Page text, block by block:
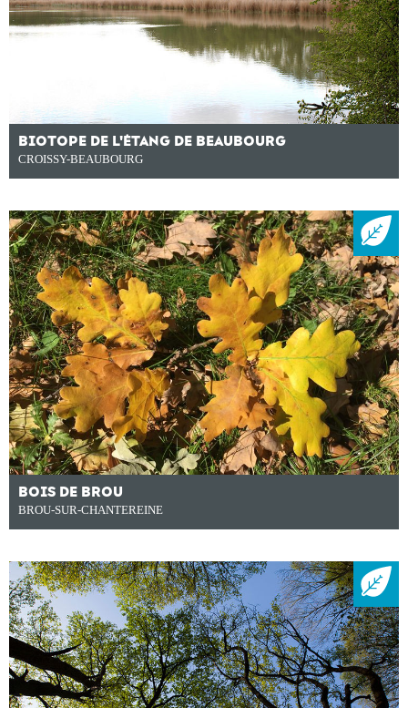
BIOTOPE DE L'ÉTANG DE BEAUBOURG
CROISSY-BEAUBOURG
BOIS DE BROU
BROU-SUR-CHANTEREINE